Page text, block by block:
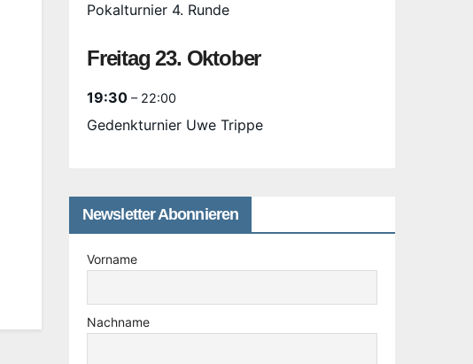
Pokalturnier 4. Runde
Freitag 23. Oktober
19:30 – 22:00
Gedenkturnier Uwe Trippe
Newsletter Abonnieren
Vorname
Nachname